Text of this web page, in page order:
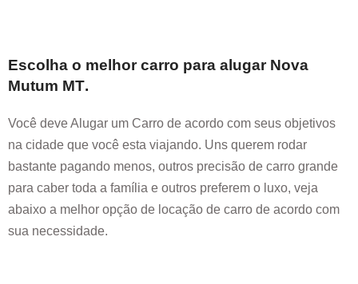
Escolha o melhor carro para alugar Nova
Mutum MT.
Você deve Alugar um Carro de acordo com seus objetivos
na cidade que você esta viajando. Uns querem rodar
bastante pagando menos, outros precisão de carro grande
para caber toda a família e outros preferem o luxo, veja
abaixo a melhor opção de locação de carro de acordo com
sua necessidade.